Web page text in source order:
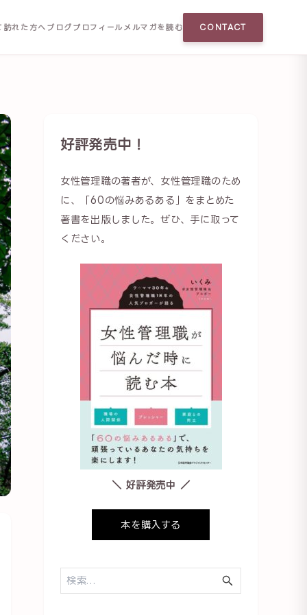
訪れた方へ ブログ プロフィール メルマガを読む CONTACT
好評発売中！
女性管理職の著者が、女性管理職のため
に、「60の悩みあるある」をまとめた
著書を出版しました。ぜひ、手に取って
ください。
＼ 好評発売中 ／
本を購入する